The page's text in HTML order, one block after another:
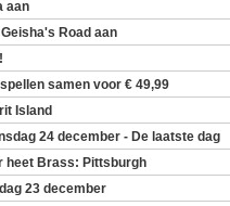
aan
Road aan
samen voor € 49,99
Island
24 december - De laatste dag
heet Brass: Pittsburgh
23 december